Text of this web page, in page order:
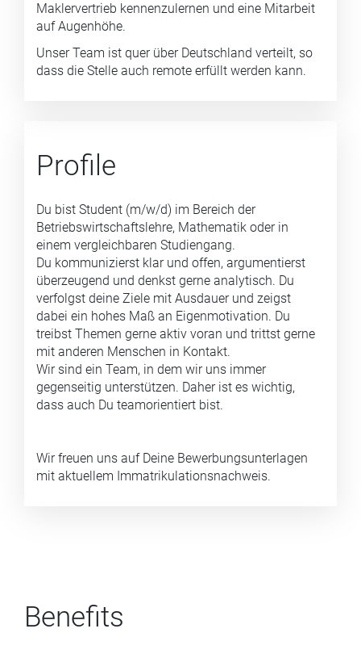
Maklervertrieb kennenzulernen und eine Mitarbeit
auf Augenhöhe.
Unser Team ist quer über Deutschland verteilt, so
dass die Stelle auch remote erfüllt werden kann.
Profile
Du bist Student (m/w/d) im Bereich der
Betriebswirtschaftslehre, Mathematik oder in
einem vergleichbaren Studiengang.
Du kommunizierst klar und offen, argumentierst
überzeugend und denkst gerne analytisch. Du
verfolgst deine Ziele mit Ausdauer und zeigst
dabei ein hohes Maß an Eigenmotivation. Du
treibst Themen gerne aktiv voran und trittst gerne
mit anderen Menschen in Kontakt.
Wir sind ein Team, in dem wir uns immer
gegenseitig unterstützen. Daher ist es wichtig,
dass auch Du teamorientiert bist.
Wir freuen uns auf Deine Bewerbungsunterlagen
mit aktuellem Immatrikulationsnachweis.
Benefits